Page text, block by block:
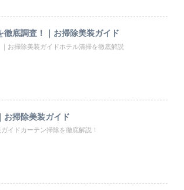
徹底調査！｜お掃除美装ガイド
お掃除美装ガイドホテル清掃を徹底解説
お掃除美装ガイド
イドカーテン掃除を徹底解説！